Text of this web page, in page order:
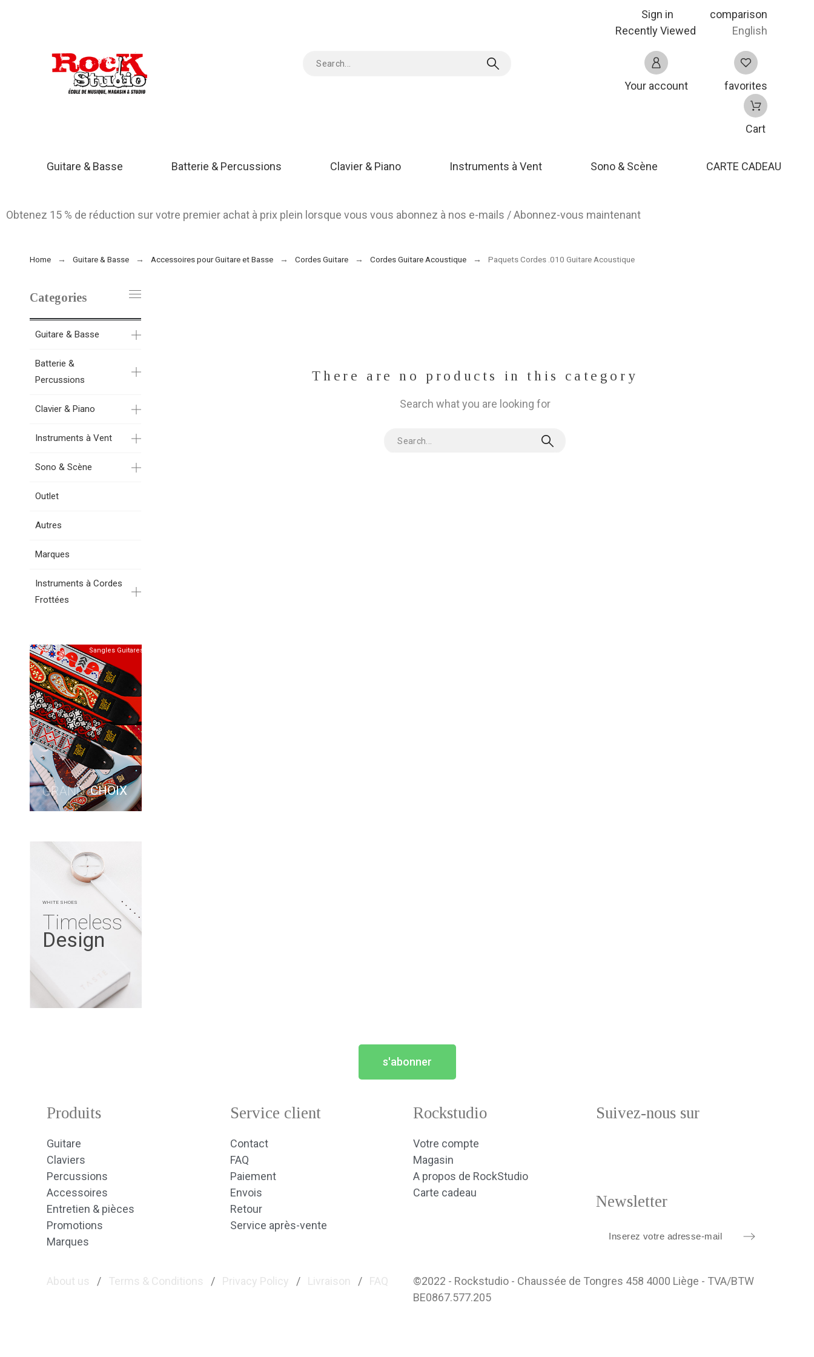
Sign in
Recently Viewed
comparison
English
Your account favorites
Cart
Guitare & Basse Batterie & Percussions Clavier & Piano Instruments à Vent Sono & Scène CARTE CADEAU
Obtenez 15 % de réduction sur votre premier achat à prix plein lorsque vous vous abonnez à nos e-mails / Abonnez-vous maintenant
Home Guitare & Basse Accessoires pour Guitare et Basse Cordes Guitare Cordes Guitare Acoustique Paquets Cordes .010 Guitare Acoustique
Categories
Guitare & Basse
Batterie &
Percussions
Clavier & Piano
Instruments à Vent
Sono & Scène
Outlet
Autres
Marques
Instruments à Cordes
Frottées
Sangles Guitares
GRAND CHOIX
WHITE SHOES
Timeless
Design
There are no products in this category
Search what you are looking for
s'abonner
Produits
Guitare
Claviers
Percussions
Accessoires
Entretien & pièces
Promotions
Marques
Service client
Contact
FAQ
Paiement
Envois
Retour
Service après-vente
Rockstudio
Votre compte
Magasin
A propos de RockStudio
Carte cadeau
Suivez-nous sur
Newsletter
About us / Terms & Conditions / Privacy Policy / Livraison / FAQ
©2022 - Rockstudio - Chaussée de Tongres 458 4000 Liège - TVA/BTW
BE0867.577.205